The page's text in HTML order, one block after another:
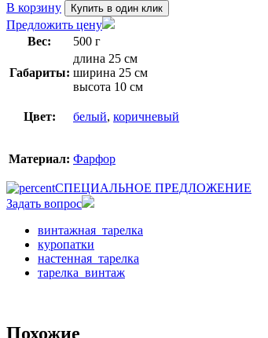
В корзину Купить в один клик
Предложить цену
Вес:
500 г
Габариты:
длина 25 см
ширина 25 см
высота 10 см
Цвет: белый, коричневый
Материал: Фарфор
СПЕЦИАЛЬНОЕ ПРЕДЛОЖЕНИЕ
Задать вопрос
винтажная_тарелка
куропатки
настенная_тарелка
тарелка_винтаж
Похожие